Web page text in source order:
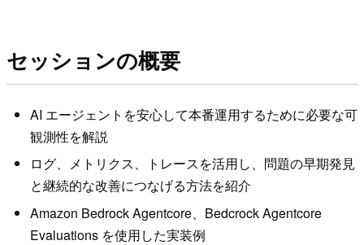
セッションの概要
AI エージェントを安心して本番運用するために必要な可
観測性を解説
ログ、メトリクス、トレースを活用し、問題の早期発見
と継続的な改善につなげる方法を紹介
Amazon Bedrock Agentcore、Bedcrock Agentcore
Evaluations を使用した実装例